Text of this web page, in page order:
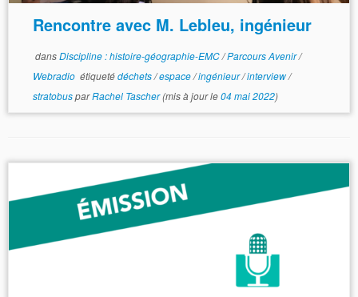
Rencontre avec M. Lebleu, ingénieur
dansDiscipline : histoire-géographie-EMC/Parcours Avenir/
Webradio étiquetédéchets/espace/ingénieur/interview/
stratobusparRachel Tascher(mis à jour le04 mai 2022)